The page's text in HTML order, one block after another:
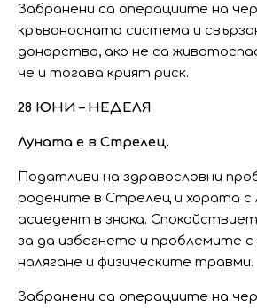
Забранени са операциите на
кръвоносната система и
донорство, ако не са
че и тогава крият риск.
28 ЮНИ – НЕДЕЛЯ
Луната е в Стрелец.
Податливи на здравословни
родените в Стрелец и хората с
асцедент в знака.
за да избегнете и проблемите
налягане и физическите травми.
Забранени са операциите на